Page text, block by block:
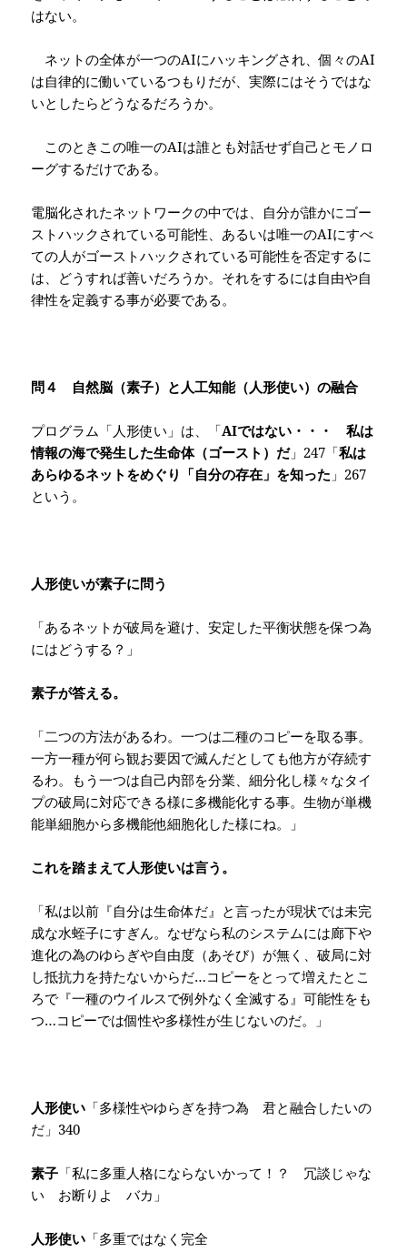
はない。
ネットの全体が一つのAIにハッキングされ、個々のAI
は自律的に働いているつもりだが、実際にはそうではな
いとしたらどうなるだろうか。
このときこの唯一のAIは誰とも対話せず自己とモノロ
ーグするだけである。
電脳化されたネットワークの中では、自分が誰かにゴー
ストハックされている可能性、あるいは唯一のAIにすべ
ての人がゴーストハックされている可能性を否定するに
は、どうすれば善いだろうか。それをするには自由や自
律性を定義する事が必要である。
問４ 自然脳（素子）と人工知能（人形使い）の融合
プログラム「人形使い」は、「AIではない・・・ 私は
情報の海で発生した生命体（ゴースト）だ」247 「私は
あらゆるネットをめぐり「自分の存在」を知った 」267
という。
人形使いが素子に問う
「あるネットが破局を避け、安定した平衡状態を保つ為
にはどうする？」
素子が答える。
「二つの方法があるわ。一つは二種のコピーを取る事。
一方一種が何ら観お要因で滅んだとしても他方が存続す
るわ。もう一つは自己内部を分業、細分化し様々なタイ
プの破局に対応できる様に多機能化する事。生物が単機
能単細胞から多機能他細胞化した様にね。」
これを踏まえて人形使いは言う。
「私は以前『自分は生命体だ』と言ったが現状では未完
成な水蛭子にすぎん。なぜなら私のシステムには廊下や
進化の為のゆらぎや自由度（あそび）が無く、破局に対
し抵抗力を持たないからだ…コピーをとって増えたとこ
ろで『一種のウイルスで例外なく全滅する』可能性をも
つ…コピーでは個性や多様性が生じないのだ。」
人形使い 「多様性やゆらぎを持つ為 君と融合したいの
だ」 340
素子 「私に多重人格にならないかって！？ 冗談じゃな
い お断りよ バカ」
人形使い 「多重ではなく完全